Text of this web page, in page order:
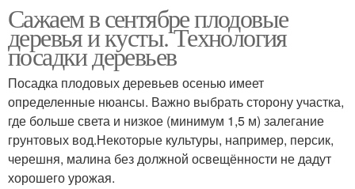
Сажаем в сентябре плодовые
деревья и кусты. Технология
посадки деревьев
Посадка плодовых деревьев осенью имеет
определенные нюансы. Важно выбрать сторону участка,
где больше света и низкое (минимум 1,5 м) залегание
грунтовых вод.Некоторые культуры, например, персик,
черешня, малина без должной освещённости не дадут
хорошего урожая.